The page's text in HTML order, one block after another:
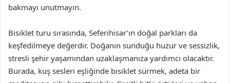
bakmayı unutmayın.
Bisiklet turu sırasında, Seferihisar’ın doğal parkları da
keşfedilmeye değerdir. Doğanın sunduğu huzur ve sessizlik,
stresli şehir yaşamından uzaklaşmanıza yardımcı olacaktır.
Burada, kuş sesleri eşliğinde bisiklet sürmek, adeta bir